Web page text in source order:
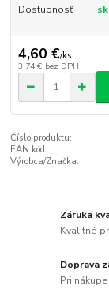
Dostupnosť
4,60 €/ks
3,74 € bez DPH
Číslo produktu:
EAN kód:
Výrobca/Značka:
Záruka
Kvalitné
Doprava
Pri